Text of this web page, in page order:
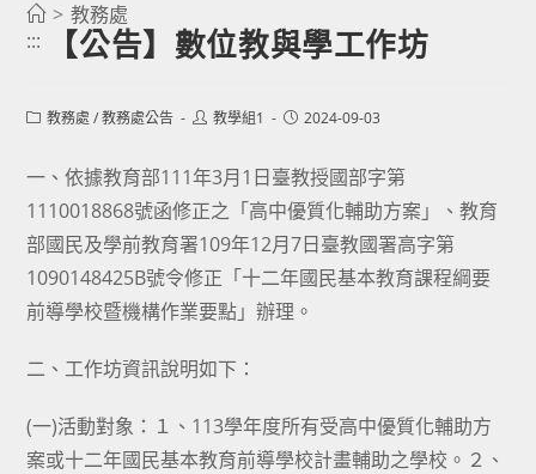
> 教務處
:::
【公告】數位教與學工作坊
Post教務處 / 教務處公告
Post教學組1
Post2024-09-03
一、依據教育部111年3月1日臺教授國部字第
1110018868號函修正之「高中優質化輔助方案」、教育
部國民及學前教育署109年12月7日臺教國署高字第
1090148425B號令修正「十二年國民基本教育課程綱要
前導學校暨機構作業要點」辦理。
二、工作坊資訊說明如下：
(一)活動對象：１、113學年度所有受高中優質化輔助方
案或十二年國民基本教育前導學校計畫輔助之學校。２、